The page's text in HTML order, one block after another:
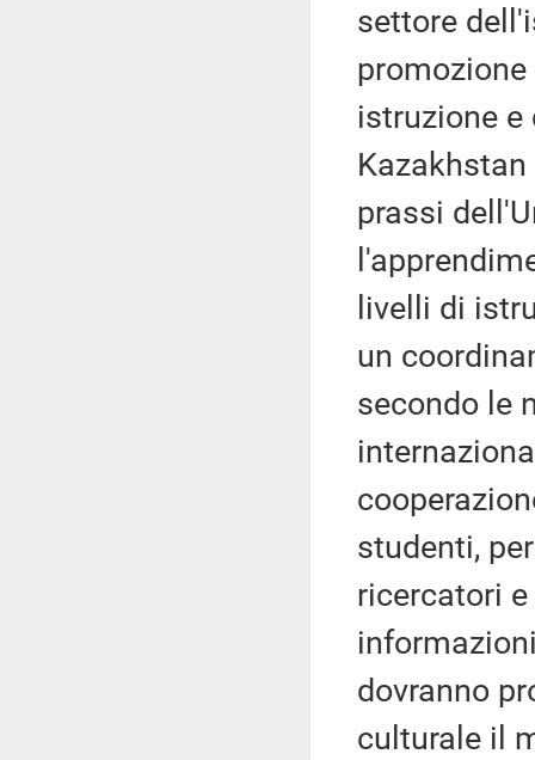
settore
istruzione e
prassi
livelli di
un
secondo le
studenti,
ricercatori
dovranno
culturale il